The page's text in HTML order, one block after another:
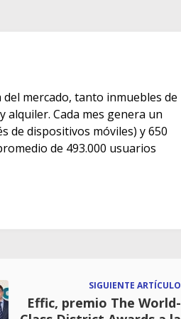
mercado, tanto inmuebles de
alquiler. Cada mes genera un
de dispositivos móviles) y 650
de 493.000 usuarios
SIGUIENTE ARTÍCULO
Effic, premio The World-